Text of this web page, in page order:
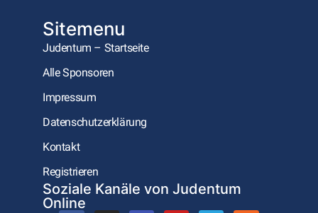
Sitemenu
Judentum – Startseite
Alle Sponsoren
Impressum
Datenschutzerklärung
Kontakt
Registrieren
Soziale Kanäle von Judentum
Online